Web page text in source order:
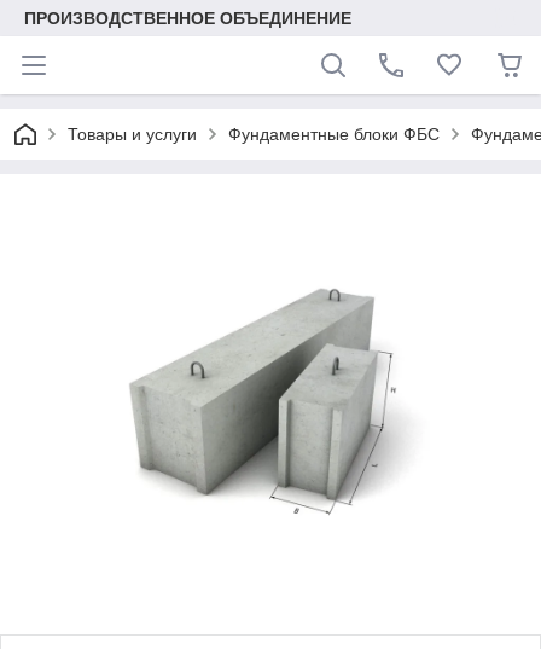
ПРОИЗВОДСТВЕННОЕ ОБЪЕДИНЕНИЕ
Товары и услуги Фундаментные блоки ФБС